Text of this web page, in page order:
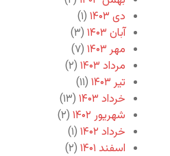
دی ۱۴۰۳
(۱)
آبان ۱۴۰۳
(۳)
مهر ۱۴۰۳
(۷)
مرداد ۱۴۰۳
(۲)
تیر ۱۴۰۳
(۱۱)
خرداد ۱۴۰۳
(۱۳)
شهریور ۱۴۰۲
(۲)
خرداد ۱۴۰۲
(۱)
اسفند ۱۴۰۱
(۲)